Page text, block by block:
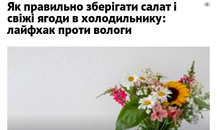
Як правильно зберігати салат і
свіжі ягоди в холодильнику:
лайфхак проти вологи